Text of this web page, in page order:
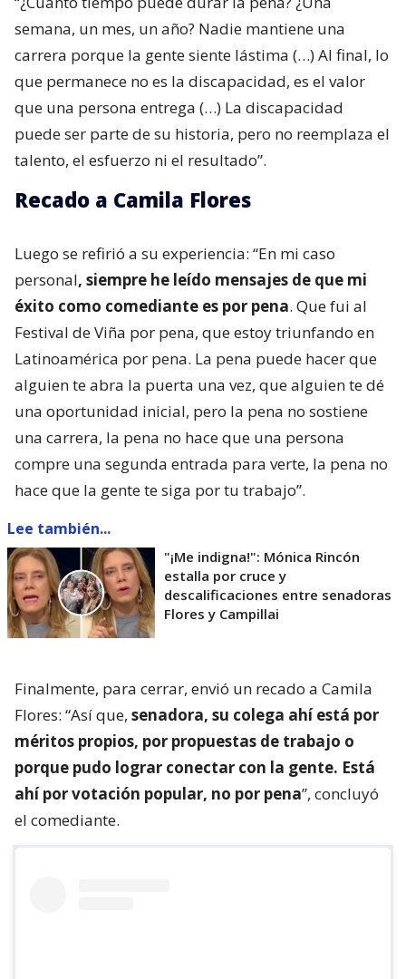
semana, un mes, un año? Nadie mantiene una
carrera porque la gente siente lástima (…) Al final, lo
que permanece no es la discapacidad, es el valor
que una persona entrega (…) La discapacidad
puede ser parte de su historia, pero no reemplaza el
talento, el esfuerzo ni el resultado”.
Recado a Camila Flores
Luego se refirió a su experiencia: “En mi caso
personal, siempre he leído mensajes de que mi
éxito como comediante es por pena. Que fui al
Festival de Viña por pena, que estoy triunfando en
Latinoamérica por pena. La pena puede hacer que
alguien te abra la puerta una vez, que alguien te dé
una oportunidad inicial, pero la pena no sostiene
una carrera, la pena no hace que una persona
compre una segunda entrada para verte, la pena no
hace que la gente te siga por tu trabajo”.
Lee también...
"¡Me indigna!": Mónica Rincón
estalla por cruce y
descalificaciones entre senadoras
Flores y Campillai
Finalmente, para cerrar, envió un recado a Camila
Flores: “Así que, senadora, su colega ahí está por
méritos propios, por propuestas de trabajo o
porque pudo lograr conectar con la gente. Está
ahí por votación popular, no por pena”, concluyó
el comediante.